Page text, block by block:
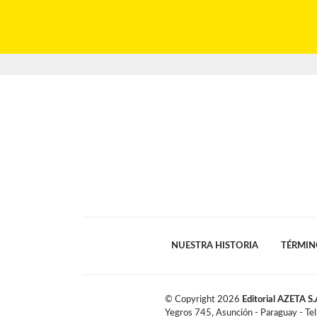
NUESTRA HISTORIA
© Copyright 2026 Editorial AZETA
Yegros 745, Asunción - Paraguay -